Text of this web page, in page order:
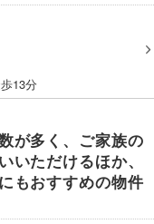
13分
が多く、ご家族の
いただけるほか、
もおすすめの物件